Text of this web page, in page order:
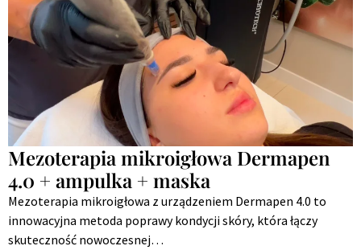
Mezoterapia mikroigłowa Dermapen
4.0 + ampulka + maska
Mezoterapia mikroigłowa z urządzeniem Dermapen 4.0 to
innowacyjna metoda poprawy kondycji skóry, która łączy
skuteczność nowoczesnej…